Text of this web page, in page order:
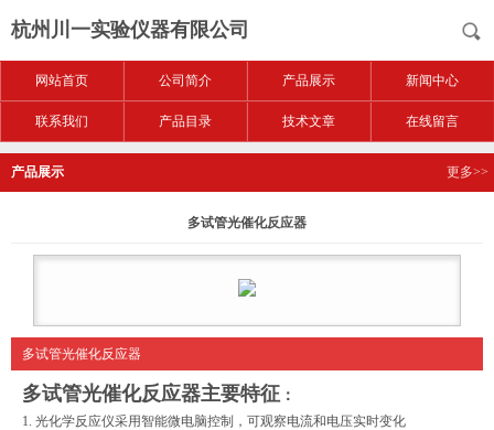
杭州川一实验仪器有限公司
网站首页 公司简介 产品展示 新闻中心
联系我们 产品目录 技术文章 在线留言
产品展示 更多>>
多试管光催化反应器
多试管光催化反应器
多试管光催化反应器主要特征 ：
1. 光化学反应仪采用智能微电脑控制，可观察电流和电压实时变化